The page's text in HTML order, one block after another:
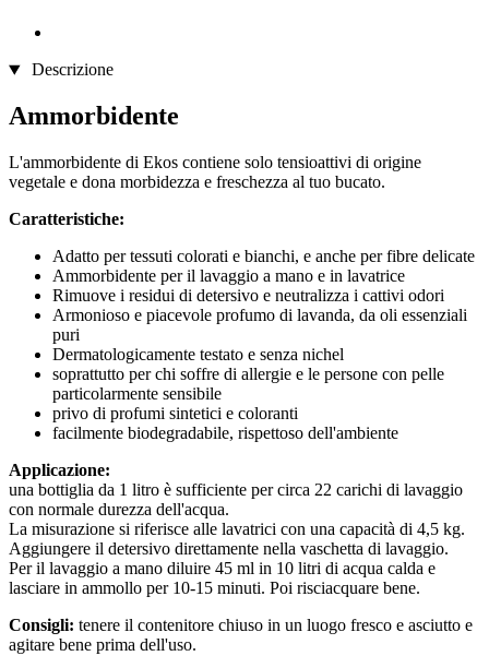
Descrizione
Ammorbidente
L'ammorbidente di Ekos contiene solo tensioattivi di origine
vegetale e dona morbidezza e freschezza al tuo bucato.
Caratteristiche:
Adatto per tessuti colorati e bianchi, e anche per fibre delicate
Ammorbidente per il lavaggio a mano e in lavatrice
Rimuove i residui di detersivo e neutralizza i cattivi odori
Armonioso e piacevole profumo di lavanda, da oli essenziali
puri
Dermatologicamente testato e senza nichel
soprattutto per chi soffre di allergie e le persone con pelle
particolarmente sensibile
privo di profumi sintetici e coloranti
facilmente biodegradabile, rispettoso dell'ambiente
Applicazione:
una bottiglia da 1 litro è sufficiente per circa 22 carichi di lavaggio
con normale durezza dell'acqua.
La misurazione si riferisce alle lavatrici con una capacità di 4,5 kg.
Aggiungere il detersivo direttamente nella vaschetta di lavaggio.
Per il lavaggio a mano diluire 45 ml in 10 litri di acqua calda e
lasciare in ammollo per 10-15 minuti. Poi risciacquare bene.
Consigli: tenere il contenitore chiuso in un luogo fresco e asciutto e
agitare bene prima dell'uso.